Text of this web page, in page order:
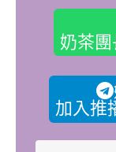
奶茶團
加入推